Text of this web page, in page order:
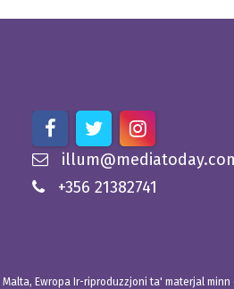
+356 21382741
Ewropa Ir-riproduzzjoni ta' materjal